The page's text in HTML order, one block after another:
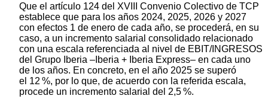
Que el artículo 124 del XVIII Convenio Colectivo de TCP
establece que para los años 2024, 2025, 2026 y 2027
con efectos 1 de enero de cada año, se procederá, en su
caso, a un incremento salarial consolidado relacionado
con una escala referenciada al nivel de EBIT/INGRESOS
del Grupo Iberia –Iberia + Iberia Express– en cada uno
de los años. En concreto, en el año 2025 se superó
el 12 %, por lo que, de acuerdo con la referida escala,
procede un incremento salarial del 2,5 %.